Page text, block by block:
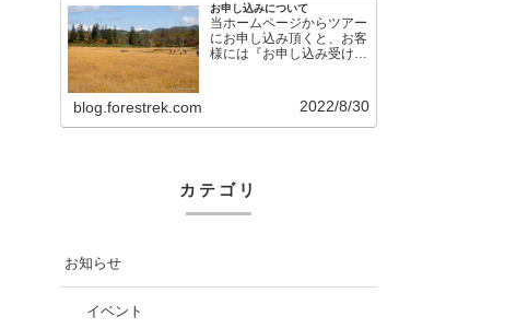
お申し込みについて
当ホームページからツアー
にお申し込み頂くと、お客
様には『お申し込み受け付
blog.forestrek.com 2022/8/30
カテゴリ
お知らせ
イベント